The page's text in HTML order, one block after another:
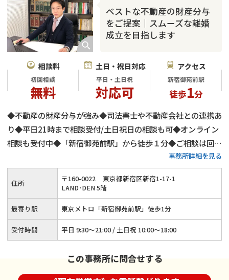
ベストな不動産の財産分与
をご提案｜スムーズな離婚
成立を目指します
相談料
初回相談
無料
土日・祝日対応
平日・土日祝
対応可
アクセス
新宿御苑前駅
徒歩1分
◆不動産の財産分与が強み◆司法書士や不動産会社との連携あ
り◆平日21時まで相談受付/土日祝日の相談も可◆オンライン
相談も受付中◆「新宿御苑前駅」から徒歩１分◆ご相談は回数
問わず無料◆子の監護に関する相談実績多数◆高齢者の離婚相
談も承ります
事務所詳細を見る
住所 〒160-0022
東京都新宿区新宿1-17-1
LAND･DEN 5階
最寄り駅 東京メトロ「新宿御苑前駅」徒歩1分
受付時間 平日 9:30～21:00 / 土日祝 10:00～18:00
この事務所に問合せする